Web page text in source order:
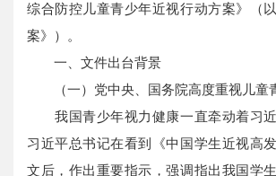
综合防控儿童青少年近视行动方案》（
案》）。
一、文件出台背景
（一）党中央、国务院高度重视儿童
我国青少年视力健康一直牵动着习近
习近平总书记在看到《中国学生近视高
文后，作出重要指示，强调指出我国学